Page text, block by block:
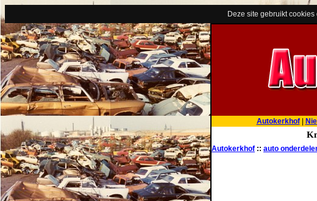
Deze site gebruikt
Autokerkhof|
Autokerkhof :: auto